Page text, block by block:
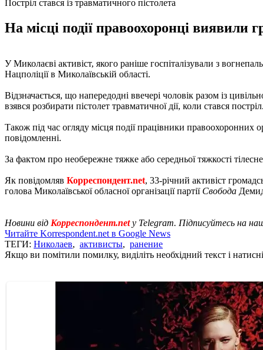
Постріл стався із травматичного пістолета
На місці події правоохоронці
У Миколаєві активіст, якого раніше госпіталізували з
Нацполіції в Миколаївській області.
Відзначається, що напередодні ввечері чоловік разом із
взявся розбирати пістолет травматичної дії, коли стався
Також під час огляду місця події працівники правоохоронних
повідомленні.
За фактом про необережне тяжке або середньої тяжкості
Як повідомляв Корреспондент.net, 33-річний активіст
голова Миколаївської обласної організації партії Свобода
Новини від Корреспондент.netу Telegram. Підписуйтесь на
Читайте Korrespondent.net в Google News
ТЕГИ: Николаев, активисты, ранение
Якщо ви помітили помилку, виділіть необхідний текст і